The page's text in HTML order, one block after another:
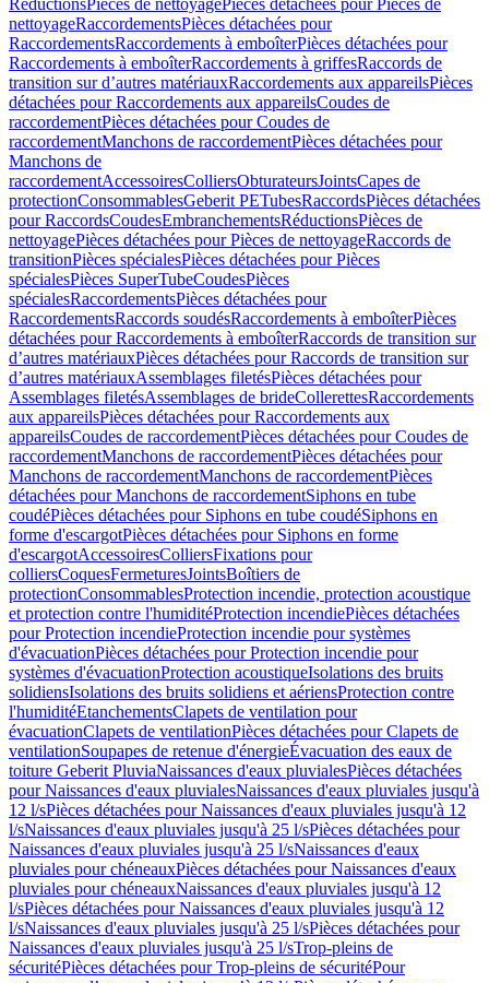
RéductionsPièces de nettoyagePièces détachées pour Pièces de
nettoyageRaccordementsPièces détachées pour
RaccordementsRaccordements à emboîterPièces détachées pour
Raccordements à emboîterRaccordements à griffesRaccords de
transition sur d’autres matériauxRaccordements aux appareilsPièces
détachées pour Raccordements aux appareilsCoudes de
raccordementPièces détachées pour Coudes de
raccordementManchons de raccordementPièces détachées pour
Manchons de
raccordementAccessoiresColliersObturateursJointsCapes de
protectionConsommablesGeberit PETubesRaccordsPièces détachées
pour RaccordsCoudesEmbranchementsRéductionsPièces de
nettoyagePièces détachées pour Pièces de nettoyageRaccords de
transitionPièces spécialesPièces détachées pour Pièces
spécialesPièces SuperTubeCoudesPièces
spécialesRaccordementsPièces détachées pour
RaccordementsRaccords soudésRaccordements à emboîterPièces
détachées pour Raccordements à emboîterRaccords de transition sur
d’autres matériauxPièces détachées pour Raccords de transition sur
d’autres matériauxAssemblages filetésPièces détachées pour
Assemblages filetésAssemblages de brideCollerettesRaccordements
aux appareilsPièces détachées pour Raccordements aux
appareilsCoudes de raccordementPièces détachées pour Coudes de
raccordementManchons de raccordementPièces détachées pour
Manchons de raccordementManchons de raccordementPièces
détachées pour Manchons de raccordementSiphons en tube
coudéPièces détachées pour Siphons en tube coudéSiphons en
forme d'escargotPièces détachées pour Siphons en forme
d'escargotAccessoiresColliersFixations pour
colliersCoquesFermeturesJointsBoîtiers de
protectionConsommablesProtection incendie, protection acoustique
et protection contre l'humiditéProtection incendiePièces détachées
pour Protection incendieProtection incendie pour systèmes
d'évacuationPièces détachées pour Protection incendie pour
systèmes d'évacuationProtection acoustiqueIsolations des bruits
solidiensIsolations des bruits solidiens et aériensProtection contre
l'humiditéEtanchementsClapets de ventilation pour
évacuationClapets de ventilationPièces détachées pour Clapets de
ventilationSoupapes de retenue d'énergieÉvacuation des eaux de
toiture Geberit PluviaNaissances d'eaux pluvialesPièces détachées
pour Naissances d'eaux pluvialesNaissances d'eaux pluviales jusqu'à
12 l/sPièces détachées pour Naissances d'eaux pluviales jusqu'à 12
l/sNaissances d'eaux pluviales jusqu'à 25 l/sPièces détachées pour
Naissances d'eaux pluviales jusqu'à 25 l/sNaissances d'eaux
pluviales pour chéneauxPièces détachées pour Naissances d'eaux
pluviales pour chéneauxNaissances d'eaux pluviales jusqu'à 12
l/sPièces détachées pour Naissances d'eaux pluviales jusqu'à 12
l/sNaissances d'eaux pluviales jusqu'à 25 l/sPièces détachées pour
Naissances d'eaux pluviales jusqu'à 25 l/sTrop-pleins de
sécuritéPièces détachées pour Trop-pleins de sécuritéPour